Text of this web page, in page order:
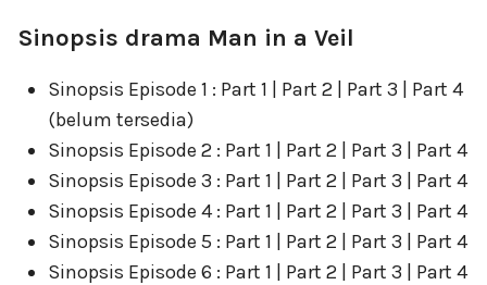
Sinopsis drama Man in a Veil
Sinopsis Episode 1 : Part 1 | Part 2 | Part 3 | Part 4
(belum tersedia)
Sinopsis Episode 2 : Part 1 | Part 2 | Part 3 | Part 4
Sinopsis Episode 3 : Part 1 | Part 2 | Part 3 | Part 4
Sinopsis Episode 4 : Part 1 | Part 2 | Part 3 | Part 4
Sinopsis Episode 5 : Part 1 | Part 2 | Part 3 | Part 4
Sinopsis Episode 6 : Part 1 | Part 2 | Part 3 | Part 4